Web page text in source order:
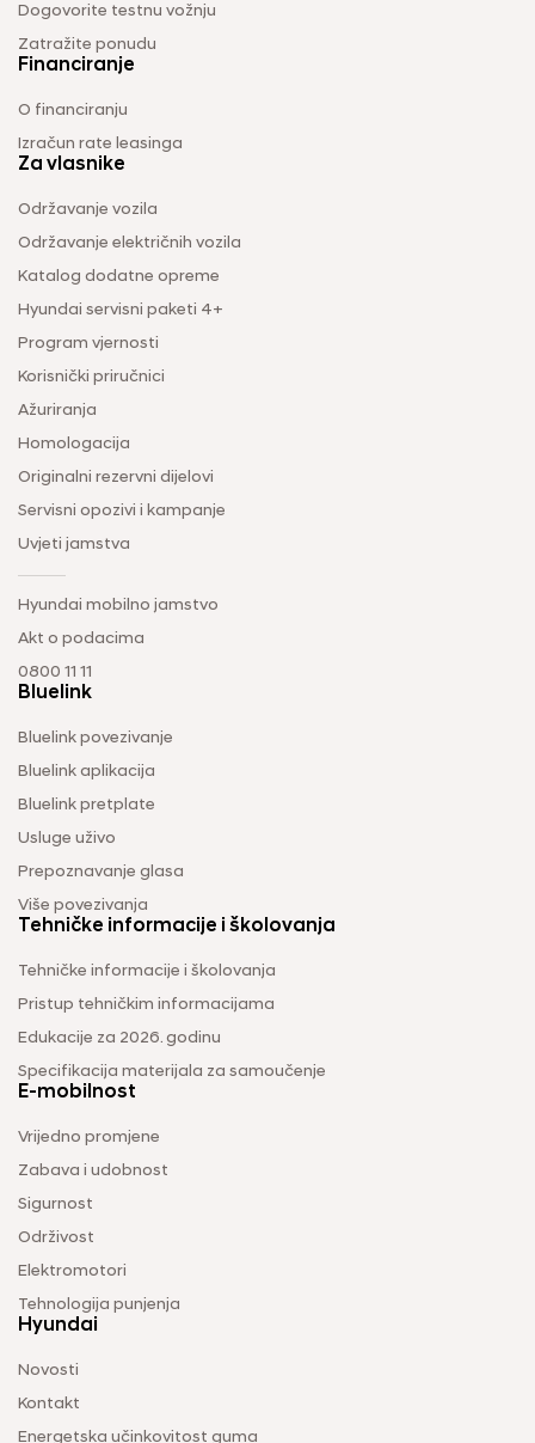
Dogovorite testnu vožnju
Zatražite ponudu
Financiranje
O financiranju
Izračun rate leasinga
Za vlasnike
Održavanje vozila
Održavanje električnih vozila
Katalog dodatne opreme
Hyundai servisni paketi 4+
Program vjernosti
Korisnički priručnici
Ažuriranja
Homologacija
Originalni rezervni dijelovi
Servisni opozivi i kampanje
Uvjeti jamstva
Hyundai mobilno jamstvo
Akt o podacima
0800 11 11
Bluelink
Bluelink povezivanje
Bluelink aplikacija
Bluelink pretplate
Usluge uživo
Prepoznavanje glasa
Više povezivanja
Tehničke informacije i školovanja
Tehničke informacije i školovanja
Pristup tehničkim informacijama
Edukacije za 2026. godinu
Specifikacija materijala za samoučenje
E-mobilnost
Vrijedno promjene
Zabava i udobnost
Sigurnost
Održivost
Elektromotori
Tehnologija punjenja
Hyundai
Novosti
Kontakt
Energetska učinkovitost guma